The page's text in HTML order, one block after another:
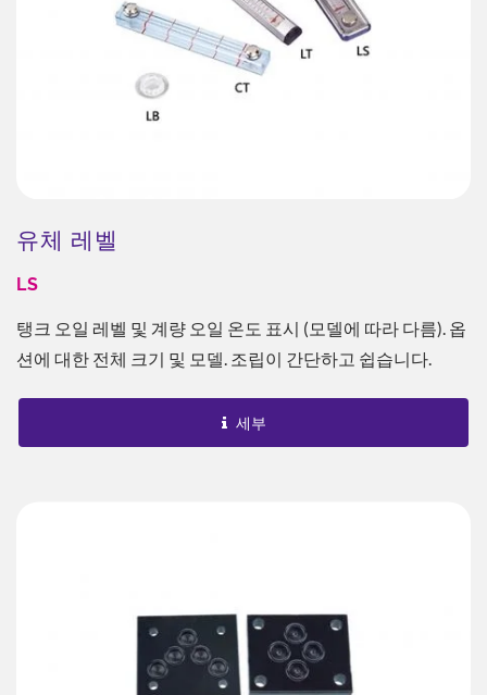
유체 레벨
LS
탱크 오일 레벨 및 계량 오일 온도 표시 (모델에 따라 다름). 옵
션에 대한 전체 크기 및 모델. 조립이 간단하고 쉽습니다.
세부